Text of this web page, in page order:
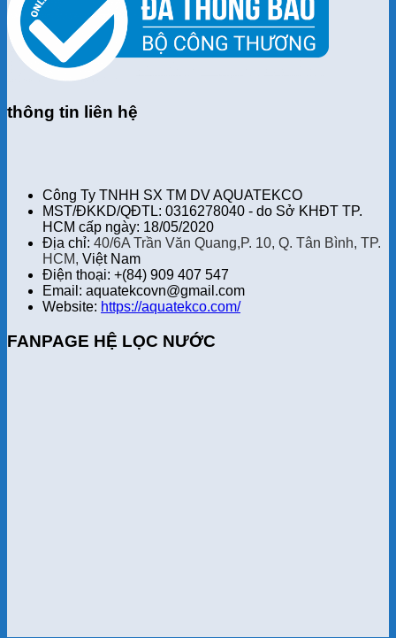
thông tin liên hệ
Công Ty TNHH SX TM DV AQUATEKCO
MST/ĐKKD/QĐTL: 0316278040 - do Sở KHĐT TP.
HCM cấp ngày: 18/05/2020
Địa chỉ: 40/6A Trần Văn Quang,P. 10, Q. Tân Bình, TP.
HCM, Việt Nam
Điện thoại: +(84) 909 407 547
Email: aquatekcovn@gmail.com
Website: https://aquatekco.com/
FANPAGE HỆ LỌC NƯỚC